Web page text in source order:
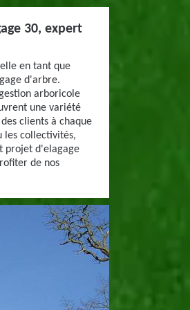
30, expert
en tant que
d'arbre.
arboricole
une variété
clients à chaque
les collectivités,
projet d'elagage
de nos